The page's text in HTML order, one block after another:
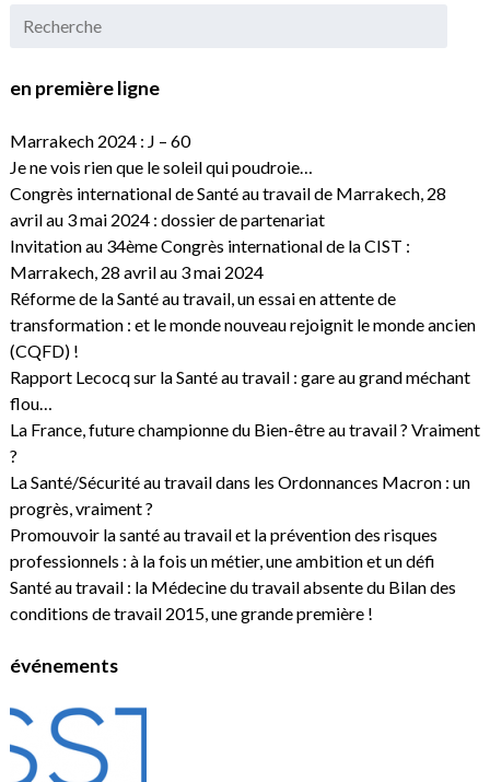
en première ligne
Marrakech 2024 : J – 60
Je ne vois rien que le soleil qui poudroie…
Congrès international de Santé au travail de Marrakech, 28
avril au 3 mai 2024 : dossier de partenariat
Invitation au 34ème Congrès international de la CIST :
Marrakech, 28 avril au 3 mai 2024
Réforme de la Santé au travail, un essai en attente de
transformation : et le monde nouveau rejoignit le monde ancien
(CQFD) !
Rapport Lecocq sur la Santé au travail : gare au grand méchant
flou…
La France, future championne du Bien-être au travail ? Vraiment
?
La Santé/Sécurité au travail dans les Ordonnances Macron : un
progrès, vraiment ?
Promouvoir la santé au travail et la prévention des risques
professionnels : à la fois un métier, une ambition et un défi
Santé au travail : la Médecine du travail absente du Bilan des
conditions de travail 2015, une grande première !
événements